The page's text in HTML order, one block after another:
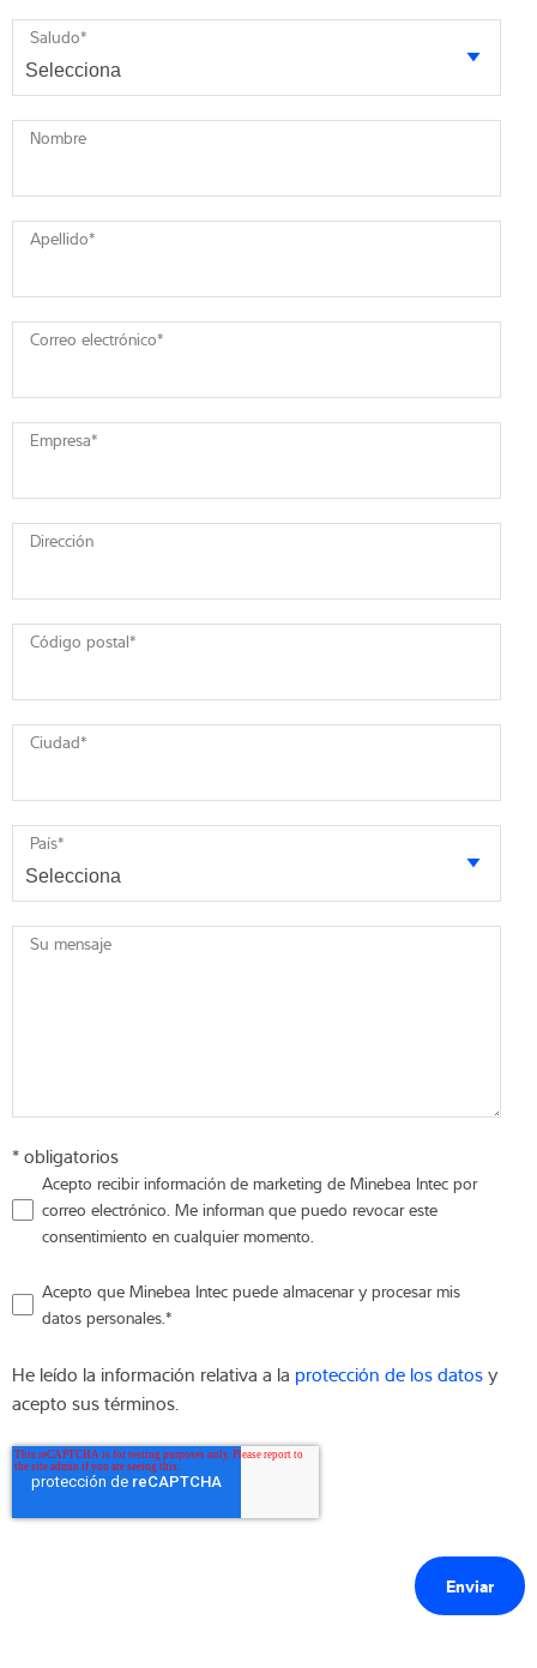
Saludo*
Nombre
Apellido*
Correo electrónico*
Empresa*
Dirección
Código postal*
Ciudad*
País*
Su mensaje
* obligatorios
Acepto recibir información de marketing de Minebea Intec por
correo electrónico. Me informan que puedo revocar este
consentimiento en cualquier momento.
Acepto que Minebea Intec puede almacenar y procesar mis
datos personales.*
He leído la información relativa a la protección de los datosy
acepto sus términos.